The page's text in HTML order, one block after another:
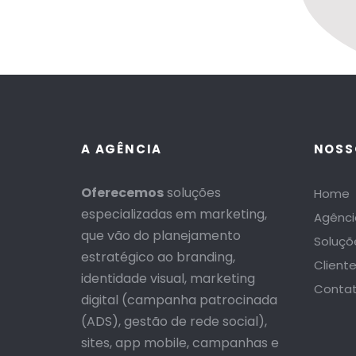
A AGÊNCIA
Oferecemossoluções
especializadas em marketing,
que vão do planejamento
estratégico ao branding,
identidade visual, marketing
digital (campanha patrocinada
(ADS), gestão de rede social),
sites, app mobile, campanhas e
Home